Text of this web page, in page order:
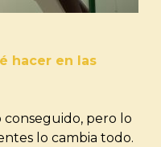
hacer en las
pero lo
lo cambia todo.